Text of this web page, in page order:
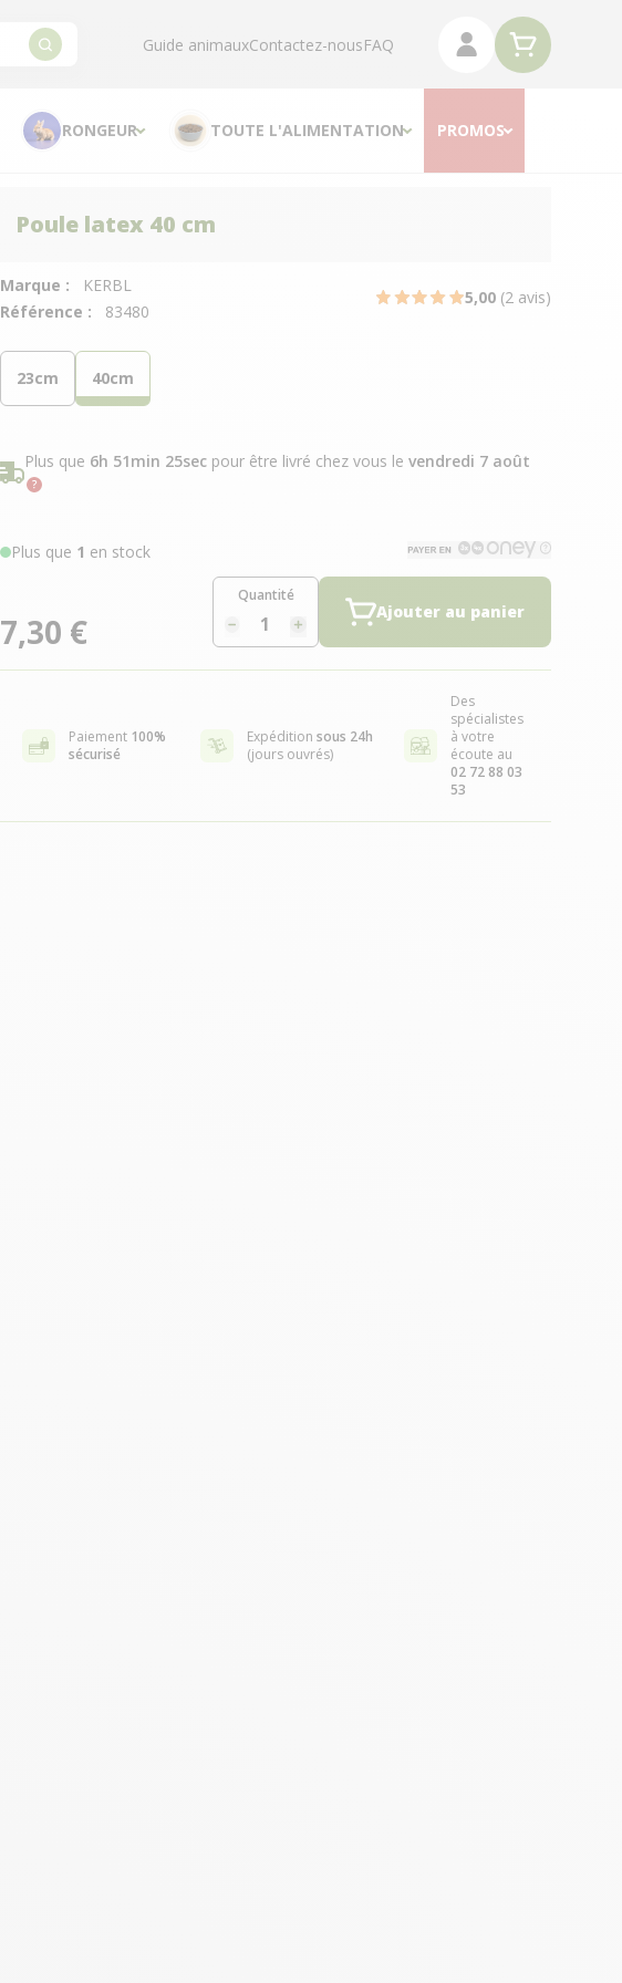
Guide animauxContactez-nousFAQ
RONGEUR TOUTE L'ALIMENTATION PROMOS
Poule latex 40 cm
Marque :
KERBL
Référence :
83480
5,00 (2 avis)
23cm 40cm
Plus que 6h 51min 24secpour être livré chez vous le vendredi 7 août
Plus que 1 en stock
7,30 €
Quantité
Ajouter au panier
Paiement 100%
sécurisé
Expédition sous 24h
(jours ouvrés)
Des
spécialistes
à votre
écoute au
02 72 88 03
53